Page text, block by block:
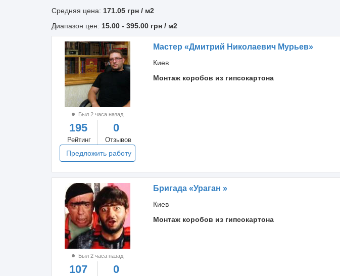
Средняя цена: 171.05 грн / м2
Диапазон цен: 15.00 - 395.00 грн / м2
Был 2 часа назад
195
Рейтинг
0
Отзывов
Предложить работу
Мастер «Дмитрий Николаевич Мурьев»
Киев
Монтаж коробов из гипсокартона
Был 2 часа назад
107 0
Бригада «Ураган »
Киев
Монтаж коробов из гипсокартона